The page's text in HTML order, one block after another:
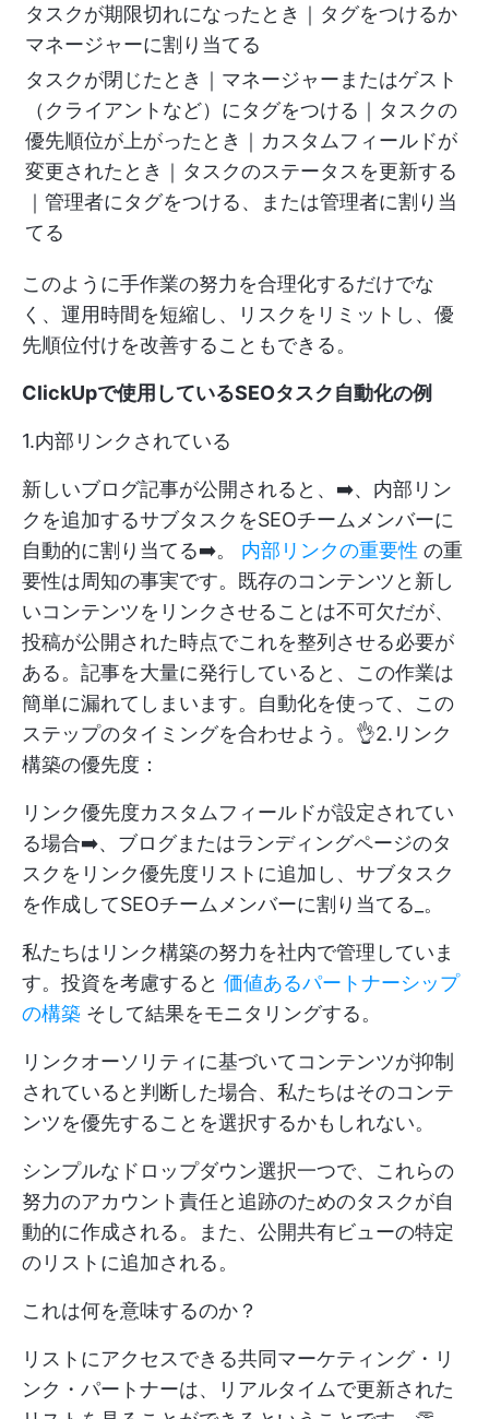
タスクが期限切れになったとき｜タグをつけるか
マネージャーに割り当てる
タスクが閉じたとき｜マネージャーまたはゲスト
（クライアントなど）にタグをつける｜タスクの
優先順位が上がったとき｜カスタムフィールドが
変更されたとき｜タスクのステータスを更新する
｜管理者にタグをつける、または管理者に割り当
てる
このように手作業の努力を合理化するだけでな
く、運用時間を短縮し、リスクをリミットし、優
先順位付けを改善することもできる。
ClickUpで使用しているSEOタスク自動化の例
1.内部リンクされている
新しいブログ記事が公開されると、➡️、内部リン
クを追加するサブタスクをSEOチームメンバーに
自動的に割り当てる➡️。 内部リンクの重要性 の重
要性は周知の事実です。既存のコンテンツと新し
いコンテンツをリンクさせることは不可欠だが、
投稿が公開された時点でこれを整列させる必要が
ある。記事を大量に発行していると、この作業は
簡単に漏れてしまいます。自動化を使って、この
ステップのタイミングを合わせよう。👌2.リンク
構築の優先度：
リンク優先度カスタムフィールドが設定されてい
る場合➡️、ブログまたはランディングページのタ
スクをリンク優先度リストに追加し、サブタスク
を作成してSEOチームメンバーに割り当てる_。
私たちはリンク構築の努力を社内で管理していま
す。投資を考慮すると 価値あるパートナーシップ
の構築 そして結果をモニタリングする。
リンクオーソリティに基づいてコンテンツが抑制
されていると判断した場合、私たちはそのコンテ
ンツを優先することを選択するかもしれない。
シンプルなドロップダウン選択一つで、これらの
努力のアカウント責任と追跡のためのタスクが自
動的に作成される。また、公開共有ビューの特定
のリストに追加される。
これは何を意味するのか？
リストにアクセスできる共同マーケティング・リ
ンク・パートナーは、リアルタイムで更新された